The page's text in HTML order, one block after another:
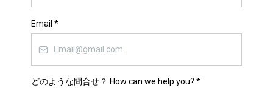
Email *
どのような問合せ？ How can we help you? *